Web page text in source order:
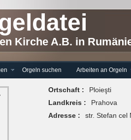
Kirche A.B. in
Orgeln suchen Arbeiten an Orgeln
Ortschaft :
Ploieşti
Landkreis :
Prahova
Adresse :
str. Stefan cel